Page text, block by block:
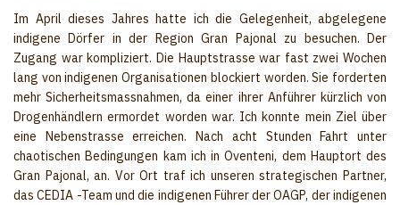
Im April dieses Jahres hatte ich die Gelegenheit, abgelegene
indigene Dörfer in der Region Gran Pajonal zu besuchen. Der
Zugang war kompliziert. Die Hauptstrasse war fast zwei Wochen
lang von indigenen Organisationen blockiert worden. Sie forderten
mehr Sicherheitsmassnahmen, da einer ihrer Anführer kürzlich von
Drogenhändlern ermordet worden war. Ich konnte mein Ziel über
eine Nebenstrasse erreichen. Nach acht Stunden Fahrt unter
chaotischen Bedingungen kam ich in Oventeni, dem Hauptort des
Gran Pajonal, an. Vor Ort traf ich unseren strategischen Partner,
das CEDIA -Team und die indigenen Führer der OAGP, der indigenen